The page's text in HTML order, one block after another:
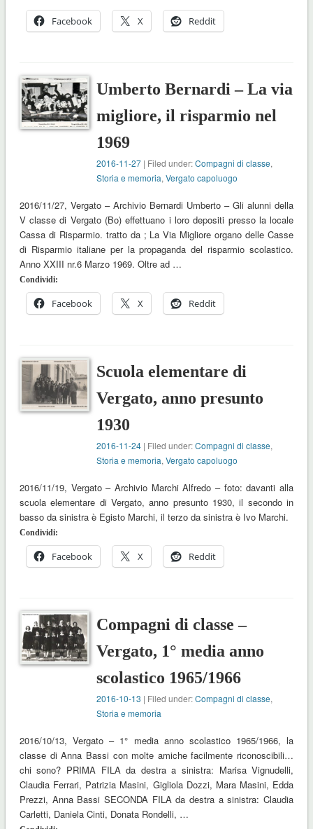
Facebook X Reddit
Umberto Bernardi – La via
migliore, il risparmio nel
1969
2016-11-27 | Filed under:Compagni di classe,
Storia e memoria,Vergato capoluogo
2016/11/27, Vergato – Archivio Bernardi Umberto – Gli alunni della
V classe di Vergato (Bo) effettuano i loro depositi presso la locale
Cassa di Risparmio. tratto da ; La Via Migliore organo delle Casse
di Risparmio italiane per la propaganda del risparmio scolastico.
Anno XXIII nr.6 Marzo 1969. Oltre ad …
Condividi:
Facebook X Reddit
Scuola elementare di
Vergato, anno presunto
1930
2016-11-24 | Filed under:Compagni di classe,
Storia e memoria,Vergato capoluogo
2016/11/19, Vergato – Archivio Marchi Alfredo – foto: davanti alla
scuola elementare di Vergato, anno presunto 1930, il secondo in
basso da sinistra è Egisto Marchi, il terzo da sinistra è Ivo Marchi.
Condividi:
Facebook X Reddit
Compagni di classe –
Vergato, 1° media anno
scolastico 1965/1966
2016-10-13 | Filed under:Compagni di classe,
Storia e memoria
2016/10/13, Vergato – 1° media anno scolastico 1965/1966, la
classe di Anna Bassi con molte amiche facilmente riconoscibili…
chi sono? PRIMA FILA da destra a sinistra: Marisa Vignudelli,
Claudia Ferrari, Patrizia Masini, Gigliola Dozzi, Mara Masini, Edda
Prezzi, Anna Bassi SECONDA FILA da destra a sinistra: Claudia
Carletti, Daniela Cinti, Donata Rondelli, …